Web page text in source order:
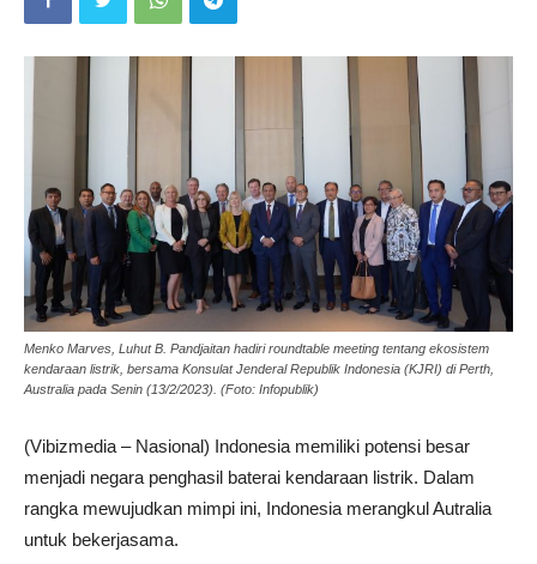
Menko Marves, Luhut B. Pandjaitan hadiri roundtable meeting tentang ekosistem
kendaraan listrik, bersama Konsulat Jenderal Republik Indonesia (KJRI) di Perth,
Australia pada Senin (13/2/2023). (Foto: Infopublik)
(Vibizmedia – Nasional) Indonesia memiliki potensi besar
menjadi negara penghasil baterai kendaraan listrik. Dalam
rangka mewujudkan mimpi ini, Indonesia merangkul Autralia
untuk bekerjasama.